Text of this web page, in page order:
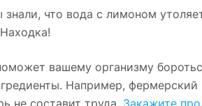
что вода с лимоном
вашему организму
Например,